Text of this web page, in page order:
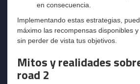
en consecuencia.
Implementando estas estrategias,
máximo las recompensas disponibles
sin perder de vista tus objetivos.
Mitos y realidades
road 2